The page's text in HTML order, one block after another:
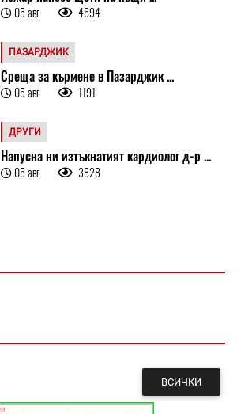
05 авг 4694
ПАЗАРДЖИК
Среща за кърмене в Пазарджик ...
05 авг 1191
ДРУГИ
Напусна ни изтъкнатият кардиолог д-р ...
05 авг 3828
ВСИЧКИ